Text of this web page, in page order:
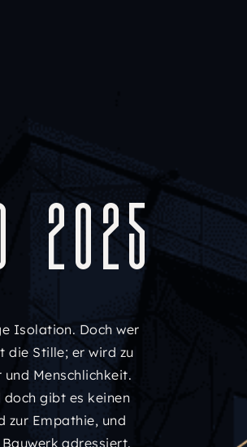
2025
Isolation. Doch wer
die Stille; er wird zu
Menschlichkeit.
doch gibt es keinen
zur Empathie, und
adressiert.